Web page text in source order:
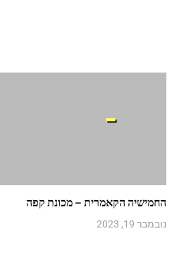
החמישיה הקאמרית – מכונת קפה
נובמבר 19, 2023